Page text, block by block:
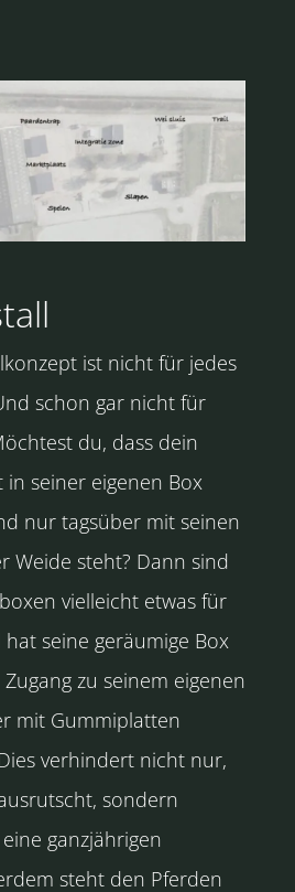
ist nicht für jedes
schon gar nicht für
du, dass dein
in seiner eigenen Box
nur tagsüber mit seinen
Weide steht? Dann sind
vielleicht etwas für
hat seine geräumige Box
zu seinem eigenen
mit Gummiplatten
verhindert nicht nur,
sondern
ganzjährigen
steht den Pferden